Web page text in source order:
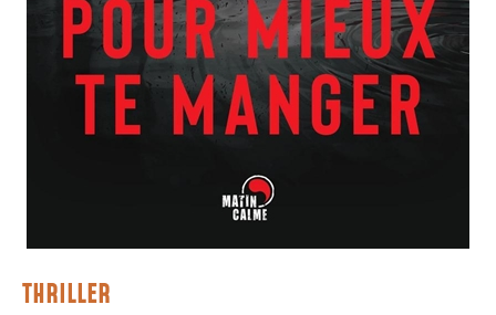
THRILLER